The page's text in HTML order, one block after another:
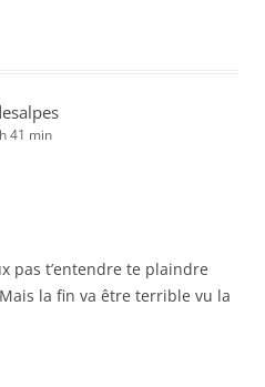
41 min
pas t’entendre te plaindre
Mais la fin va être terrible vu la